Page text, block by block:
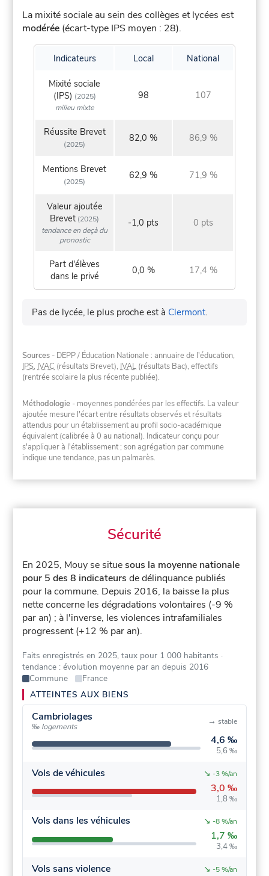
La mixité sociale au sein des collèges et lycées est
modérée (écart-type IPS moyen : 28).
Indicateurs Local National
Mixité sociale
(IPS) (2025)
milieu mixte
98 107
Réussite Brevet
(2025)
82,0 % 86,9 %
Mentions Brevet
(2025)
62,9 % 71,9 %
Valeur ajoutée
Brevet (2025)
tendance en deçà du
pronostic
-1,0 pts 0 pts
Part d'élèves
dans le privé
0,0 % 17,4 %
Pas de lycée, le plus proche est à Clermont.
Sources - DEPP / Éducation Nationale : annuaire de l'éducation,
IPS, IVAC (résultats Brevet), IVAL (résultats Bac), effectifs
(rentrée scolaire la plus récente publiée).
Méthodologie - moyennes pondérées par les effectifs. La valeur
ajoutée mesure l'écart entre résultats observés et résultats
attendus pour un établissement au profil socio-académique
équivalent (calibrée à 0 au national). Indicateur conçu pour
s'appliquer à l'établissement ; son agrégation par commune
indique une tendance, pas un palmarès.
Sécurité
En 2025, Mouy se situesous la moyenne nationale
pour 5 des 8 indicateurs de délinquance publiés
pour la commune. Depuis 2016, la baisse la plus
nette concerne les dégradations volontaires (-9 %
par an) ; à l'inverse, les violences intrafamiliales
progressent (+12 % par an).
Faits enregistrés en 2025, taux pour 1 000 habitants ·
tendance : évolution moyenne par an depuis 2016
Commune
France
ATTEINTES AUX BIENS
Cambriolages
‰ logements
4,6 ‰
5,6 ‰
→ stable
Vols de véhicules
3,0 ‰
1,8 ‰
↘ -3 %/an
Vols dans les véhicules
1,7 ‰
3,4 ‰
↘ -8 %/an
Vols sans violence
↘ -5 %/an